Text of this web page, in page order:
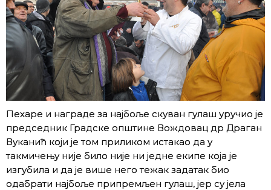
Пехаре и награде за најбоље скуван гулаш уручио је
председник Градске општине Вождовац др Драган
Вуканић који је том приликом истакао да у
такмичењу није било није ни једне екипе која је
изгубила и да је више него тежак задатак био
одабрати најбоље припремљен гулаш, јер су јела